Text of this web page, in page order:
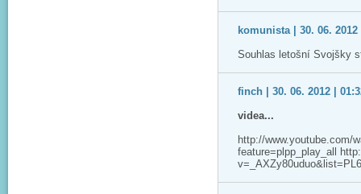
komunista | 30. 06. 2012
Souhlas letošní Svojšky
finch | 30. 06. 2012 |
videa...
http://www.youtube.com/
feature=plpp_play_all